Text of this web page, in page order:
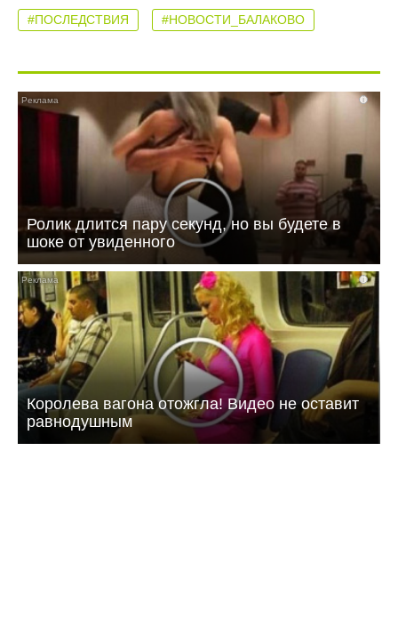
#ПОСЛЕДСТВИЯ #НОВОСТИ_БАЛАКОВО
i
Ролик длится пару секунд, но вы будете в
шоке от увиденного
i
Королева вагона отожгла! Видео не оставит
равнодушным